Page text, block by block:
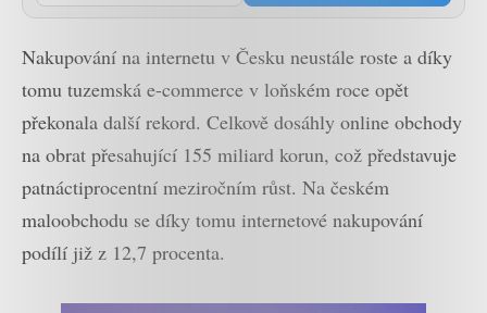
Nakupování na internetu v Česku neustále roste a díky
tomu tuzemská e-commerce v loňském roce opět
překonala další rekord. Celkově dosáhly online obchody
na obrat přesahující 155 miliard korun, což představuje
patnáctiprocentní meziročním růst. Na českém
maloobchodu se díky tomu internetové nakupování
podílí již z 12,7 procenta.